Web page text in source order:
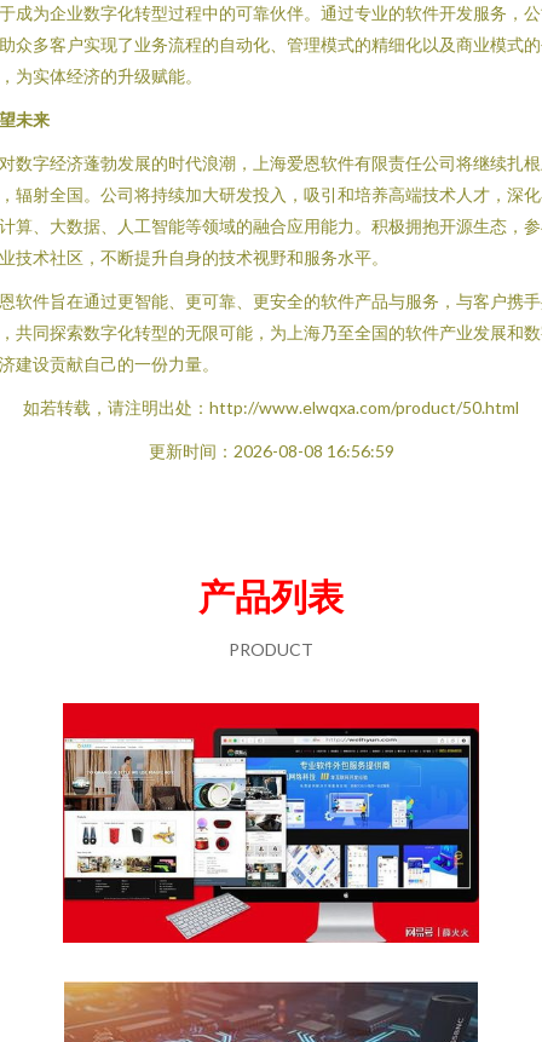
成为企业数字化转型过程中的可靠伙伴。通过专业的软件开发服务，
众多客户实现了业务流程的自动化、管理模式的精细化以及商业模式
为实体经济的升级赋能。
未来
数字经济蓬勃发展的时代浪潮，上海爱恩软件有限责任公司将继续扎
辐射全国。公司将持续加大研发投入，吸引和培养高端技术人才，深
算、大数据、人工智能等领域的融合应用能力。积极拥抱开源生态，
技术社区，不断提升自身的技术视野和服务水平。
软件旨在通过更智能、更可靠、更安全的软件产品与服务，与客户携
共同探索数字化转型的无限可能，为上海乃至全国的软件产业发展和
建设贡献自己的一份力量。
如若转载，请注明出处：http://www.elwqxa.com/product/50.html
更新时间：2026-08-08 16:56:59
产品列表
PRODUCT